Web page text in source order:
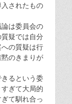
されたもの
は委員会の
疑では自分
の質疑は行
のきまりが
きるという委
ぎて大局的
て馴れ合っ